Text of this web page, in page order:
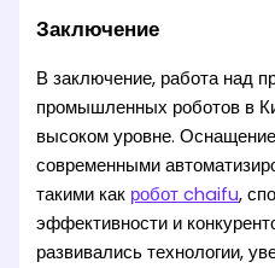
Заключение
В заключение, работа над
промышленных роботов в
высоком уровне.
современными
такими как робот chaifu,
эффективности и
развивались технологии,